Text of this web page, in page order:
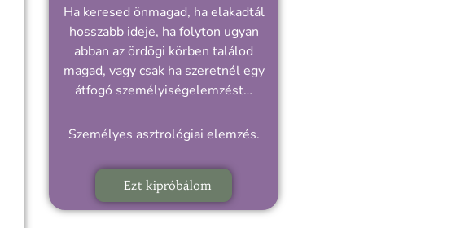
Ha keresed önmagad, ha elakadtál
hosszabb ideje, ha folyton ugyan
abban az ördögi körben találod
magad, vagy csak ha szeretnél egy
átfogó személyiségelemzést…
Személyes asztrológiai elemzés.
Ezt kipróbálom